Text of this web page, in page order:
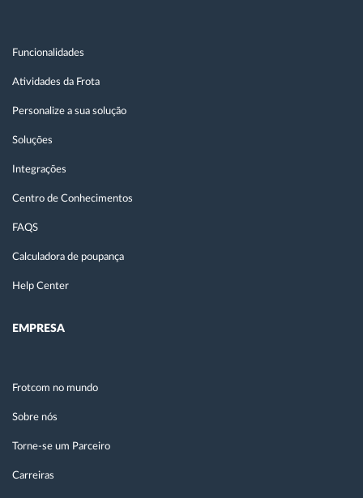
Funcionalidades
Atividades da Frota
Personalize a sua solução
Soluções
Integrações
Centro de Conhecimentos
FAQS
Calculadora de poupança
Help Center
EMPRESA
Frotcom no mundo
Sobre nós
Torne-se um Parceiro
Carreiras